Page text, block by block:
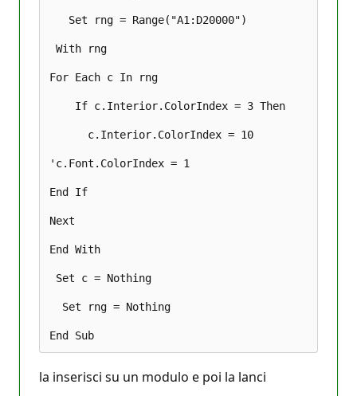
   Set rng = Range("A1:D20000")
With rng
For Each c In rng
    If c.Interior.ColorIndex = 3 Then
      c.Interior.ColorIndex = 10
'c.Font.ColorIndex = 1
End If
Next
End With
Set c = Nothing
  Set rng = Nothing
la inserisci su un modulo e poi la lanci